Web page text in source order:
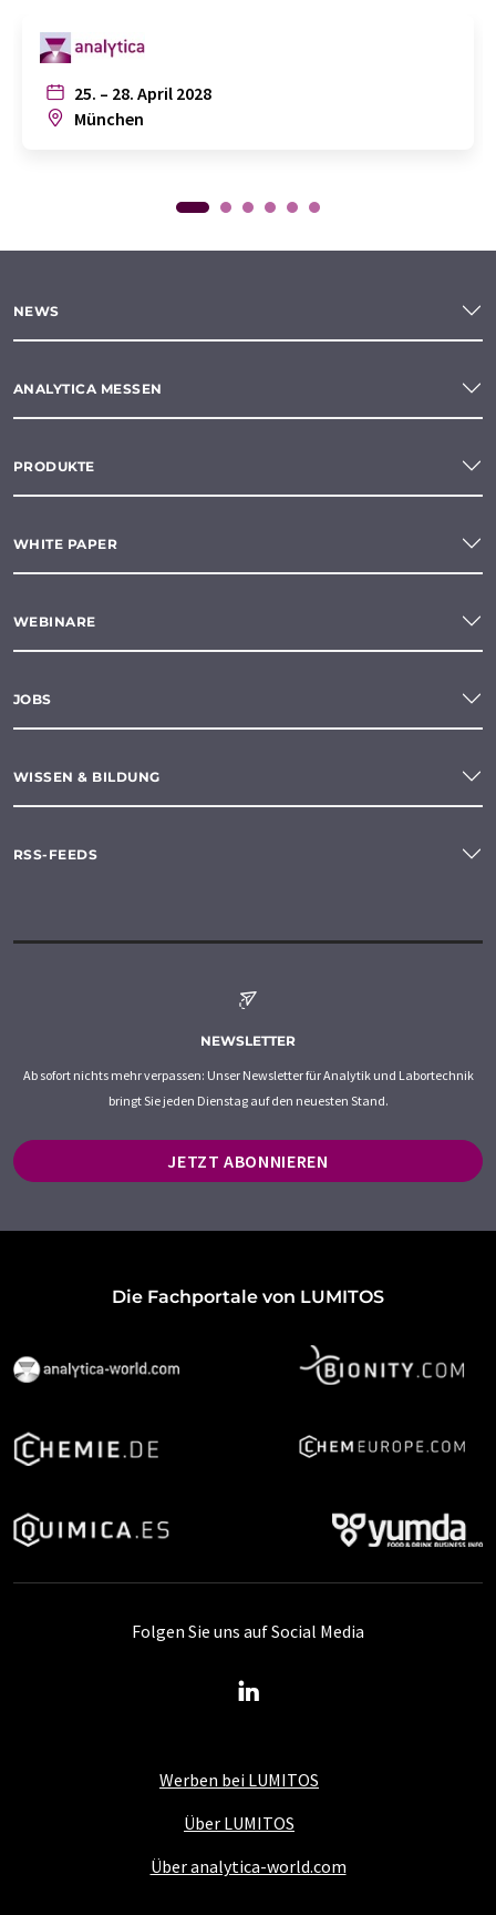
25. – 28. April 2028
München
NEWS
ANALYTICA MESSEN
PRODUKTE
WHITE PAPER
WEBINARE
JOBS
WISSEN & BILDUNG
RSS-FEEDS
NEWSLETTER
Ab sofort nichts mehr verpassen: Unser Newsletter für Analytik und Labortechnik
bringt Sie jeden Dienstag auf den neuesten Stand.
JETZT ABONNIEREN
Die Fachportale von LUMITOS
Werben bei LUMITOS
Über LUMITOS
Über analytica-world.com
Folgen Sie uns auf Social Media